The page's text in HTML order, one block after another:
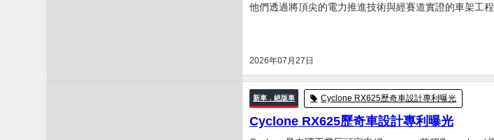
2026年07月27日
他們透過將頂尖的電力推進技術與經賽道實證的車架工
新車．絕版車 Cyclone RX625歷奇車設計專利曝光
Cyclone RX625歷奇車設計專利曝光